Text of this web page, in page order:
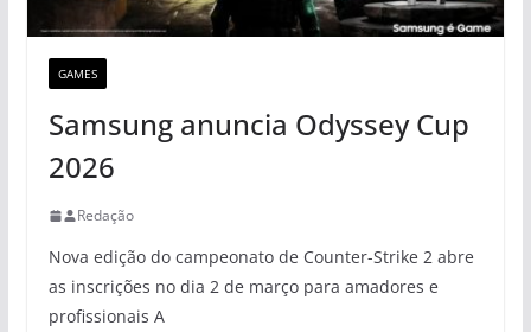
GAMES
Samsung anuncia Odyssey Cup
2026
Redação
Nova edição do campeonato de Counter-Strike 2 abre
as inscrições no dia 2 de março para amadores e
profissionais A